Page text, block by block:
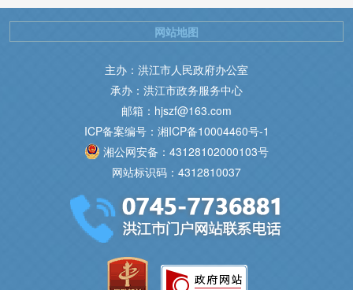
主办：洪江市人民政府办公室
承办：洪江市政务服务中心
邮箱：hjszf@163.com
ICP备案编号：湘ICP备10004460号-1
湘公网安备：43128102000103号
网站标识码：4312810037
网站地图